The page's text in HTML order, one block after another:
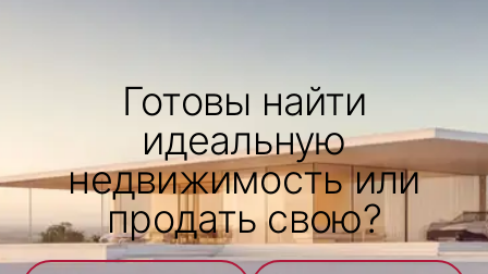
Готовы найти
идеальную
недвижимость или
продать свою?